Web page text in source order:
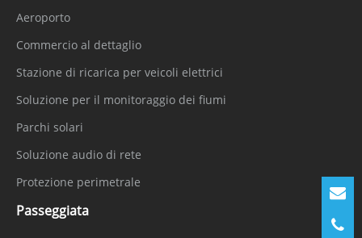
Aeroporto
Commercio al dettaglio
Stazione di ricarica per veicoli elettrici
Soluzione per il monitoraggio dei fiumi
Parchi solari
Soluzione audio di rete
Protezione perimetrale
Passeggiata